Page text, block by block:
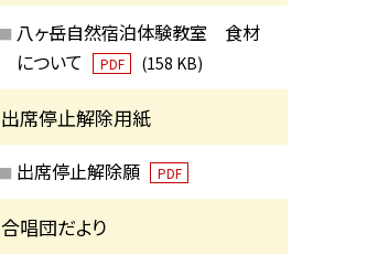
八ヶ岳自然宿泊体験教室 食材
について
PDF (158 KB)
出席停止解除用紙
出席停止解除願 PDF
合唱団だより